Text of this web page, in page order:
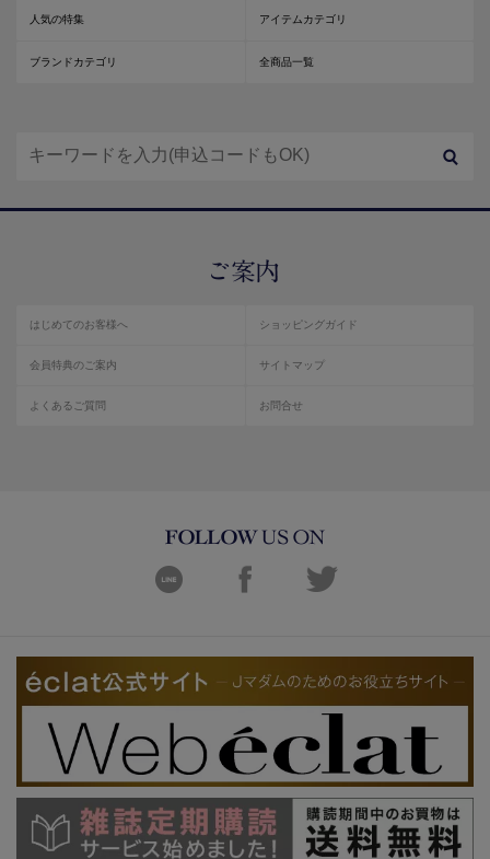
人気の特集 アイテムカテゴリ
ブランドカテゴリ 全商品一覧
はじめてのお客様へ ショッピングガイド
会員特典のご案内 サイトマップ
よくあるご質問 お問合せ